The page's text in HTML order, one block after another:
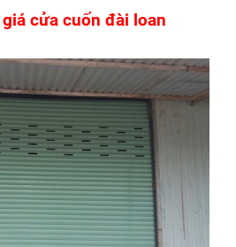
giá cửa cuốn đài loan